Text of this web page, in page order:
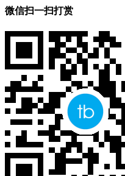
微信扫一扫打赏